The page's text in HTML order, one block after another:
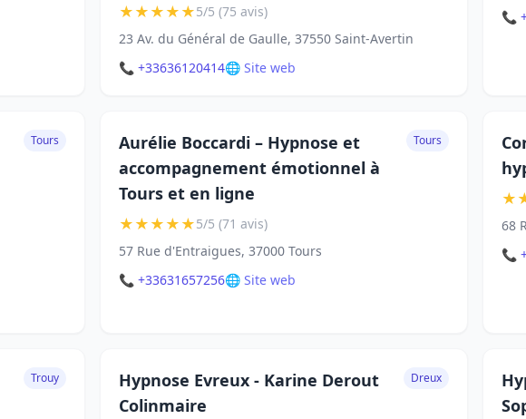
★★★★★5/5 (75 avis)
23 Av. du Général de Gaulle, 37550 Saint-Avertin
📞 +33636120414🌐 Site web
📞
Tours
Aurélie Boccardi – Hypnose et
accompagnement émotionnel à
Tours et en ligne
Tours
★★★★★5/5 (71 avis)
57 Rue d'Entraigues, 37000 Tours
📞 +33631657256🌐 Site web
★
68
📞
Trouy
Hypnose Evreux - Karine Derout
Colinmaire
Dreux